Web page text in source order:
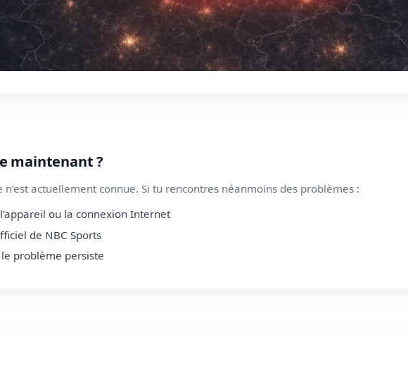
maintenant ?
actuellement connue. Si tu rencontres néanmoins des problèmes :
ou la connexion Internet
de NBC Sports
problème persiste